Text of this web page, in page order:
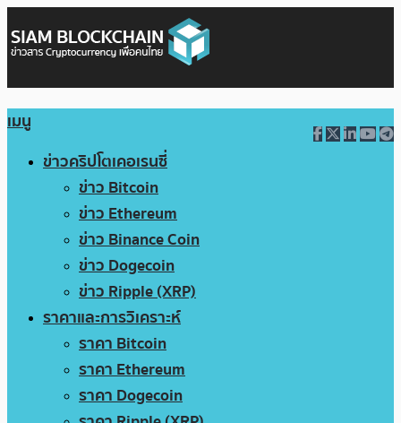
เมนู
ข่าวคริปโตเคอเรนซี่
ข่าว Bitcoin
ข่าว Ethereum
ข่าว Binance Coin
ข่าว Dogecoin
ข่าว Ripple (XRP)
ราคาและการวิเคราะห์
ราคา Bitcoin
ราคา Ethereum
ราคา Dogecoin